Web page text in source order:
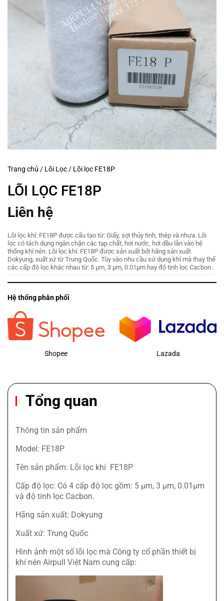
Trang chủ / Lõi Lọc/ Lõi lọc FE18P
LÕI LỌC FE18P
Liên hệ
Lõi lọc khí: FE18P được cấu tạo từ: Giấy, sợi thủy tinh, thép và nhựa. Lõi
lọc có tách dụng ngăn chặn các tạp chất, hơi nước, hơi dầu lẫn vào hệ
thống khí nén. Lõi lọc khí: FE18P được sản xuất bởi hãng sản xuất
Dokyung, xuất xứ từ Trung Quốc. Tùy vào nhu cầu sử dụng khí mà thay thế
các cấp độ lọc khác nhau từ: 5 µm, 3 µm, 0.01µm hay độ tinh lọc Cacbon .
Hệ thống phân phối
Shopee Lazada
Tổng quan
Thông tin sản phẩm
Model: FE18P
Tên sản phẩm: Lõi lọc khí FE18P
Cấp độ lọc: Có 4 cấp độ lọc gồm: 5 µm, 3 µm, 0.01µm
và độ tinh lọc Cacbon.
Hãng sản xuất: Dokyung
Xuất xứ: Trung Quốc
Hình ảnh một số lõi lọc mà Công ty cổ phần thiết bị
khí nén Airpull Việt Nam cung cấp: